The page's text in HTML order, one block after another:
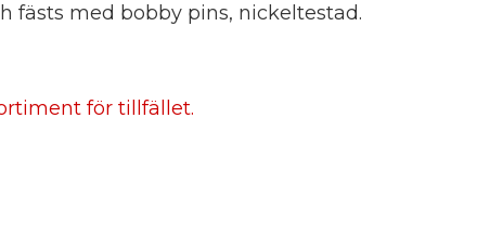
fästs med bobby pins, nickeltestad.
för tillfället.